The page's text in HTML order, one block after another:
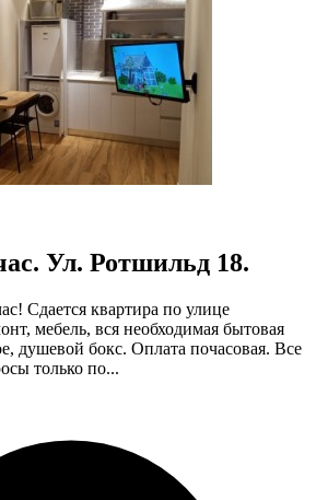
Ул. Ротшильд 18.
Сдается квартира по улице
мебель, вся необходимая бытовая
душевой бокс. Оплата почасовая. Все
только по...